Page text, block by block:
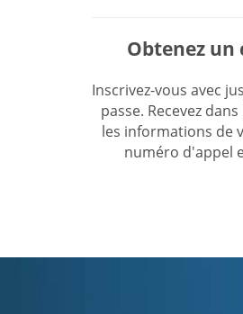
Obtenez
Inscrivez-vous avec
passe. Recevez
les informations de
numéro d'appel